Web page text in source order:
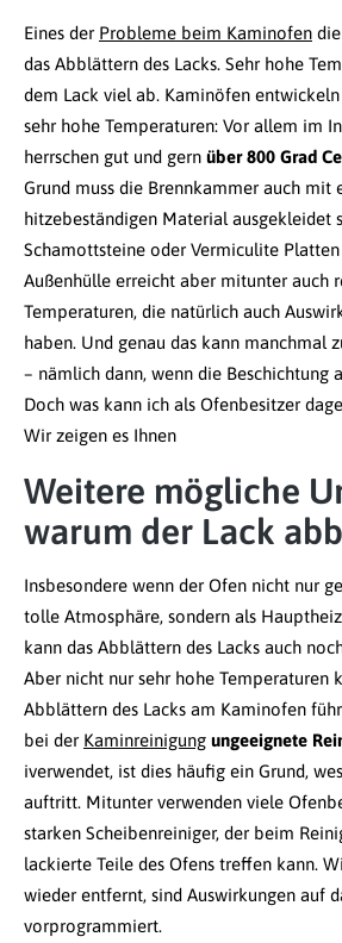
Eines der Probleme beim Kaminofen
das Abblättern des Lacks. Sehr hohe
dem Lack viel ab. Kaminöfen
sehr hohe Temperaturen: Vor allem im
herrschen gut und gern über 800 Grad
Grund muss die Brennkammer auch mit
hitzebeständigen Material ausgekleidet
Schamottsteine oder Vermiculite
Außenhülle erreicht aber mitunter auch
Temperaturen, die natürlich auch
haben. Und genau das kann manchmal
– nämlich dann, wenn die Beschichtung
Doch was kann ich als Ofenbesitzer
Wir zeigen es Ihnen
Weitere mögliche
warum der Lack
Insbesondere wenn der Ofen nicht nur
tolle Atmosphäre, sondern als
kann das Abblättern des Lacks auch
Aber nicht nur sehr hohe Temperaturen
Abblättern des Lacks am Kaminofen
bei der Kaminreinigung ungeeignete
iverwendet, ist dies häufig ein Grund,
auftritt. Mitunter verwenden viele
starken Scheibenreiniger, der beim
lackierte Teile des Ofens treffen kann.
wieder entfernt, sind Auswirkungen auf
vorprogrammiert.